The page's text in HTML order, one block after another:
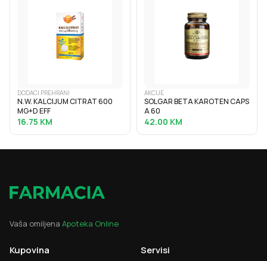
DODACI PREHRANI
N.W. KALCIJUM CITRAT 600
MG+D EFF
16.75 KM
AKCIJE
SOLGAR BETA KAROTEN CAPS
A 60
42.00 KM
Vaša omiljena Apoteka Online
Kupovina Servisi